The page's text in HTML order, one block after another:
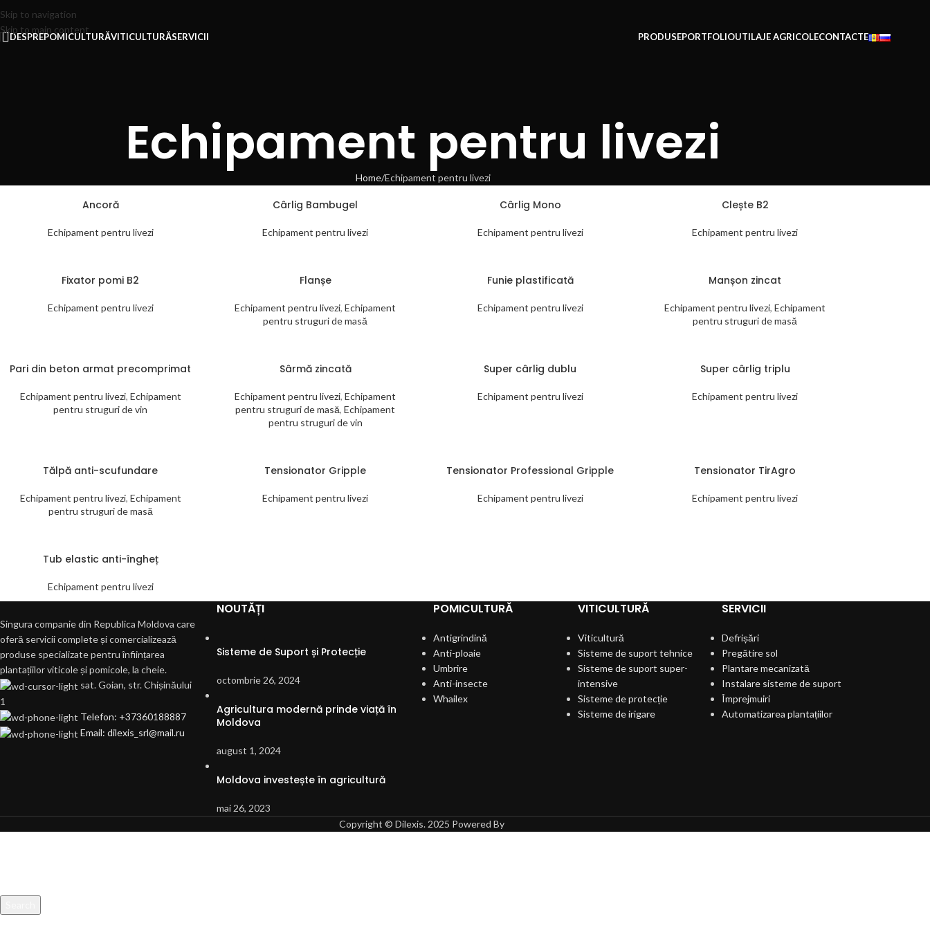
Skip to navigation
Skip to main content
DESPREPOMICULTURĂVITICULTURĂSERVICII PRODUSEPORTFOLIOUTILAJE AGRICOLECONTACTE
Echipament pentru livezi
Home Echipament pentru livezi
Ancoră
Echipament pentru livezi
Cârlig Bambugel
Echipament pentru livezi
Cârlig Mono
Echipament pentru livezi
Clește B2
Echipament pentru livezi
Fixator pomi B2
Echipament pentru livezi
Flanșe
Echipament pentru livezi,Echipament
pentru struguri de masă
Funie plastificată
Echipament pentru livezi
Manșon zincat
Echipament pentru livezi,Echipament
pentru struguri de masă
Pari din beton armat precomprimat
Echipament pentru livezi, Echipament
pentru struguri de vin
Sârmă zincată
Echipament pentru livezi,Echipament
pentru struguri de masă,Echipament
pentru struguri de vin
Super cârlig dublu
Echipament pentru livezi
Super cârlig triplu
Echipament pentru livezi
Tălpă anti-scufundare
Echipament pentru livezi, Echipament
pentru struguri de masă
Tensionator Gripple
Echipament pentru livezi
Tensionator Professional Gripple
Echipament pentru livezi
Tensionator TirAgro
Echipament pentru livezi
Tub elastic anti-îngheț
Echipament pentru livezi
Singura companie din Republica Moldova care
oferă servicii complete și comercializează
produse specializate pentru înființarea
plantațiilor viticole și pomicole, la cheie.
sat. Goian, str. Chișinăului
1
Telefon: +37360188887
Email: dilexis_srl@mail.ru
NOUTĂȚI
Sisteme de Suport și Protecție
octombrie 26, 2024
Agricultura modernă prinde viață în
Moldova
august 1, 2024
Moldova investește în agricultură
mai 26, 2023
POMICULTURĂ
Antigrindină
Anti-ploaie
Umbrire
Anti-insecte
Whailex
VITICULTURĂ
Viticultură
Sisteme de suport tehnice
Sisteme de suport super-
intensive
Sisteme de protecție
Sisteme de irigare
SERVICII
Defrișări
Pregătire sol
Plantare mecanizată
Instalare sisteme de suport
Împrejmuiri
Automatizarea plantațiilor
Copyright © Dilexis. 2025 Powered By